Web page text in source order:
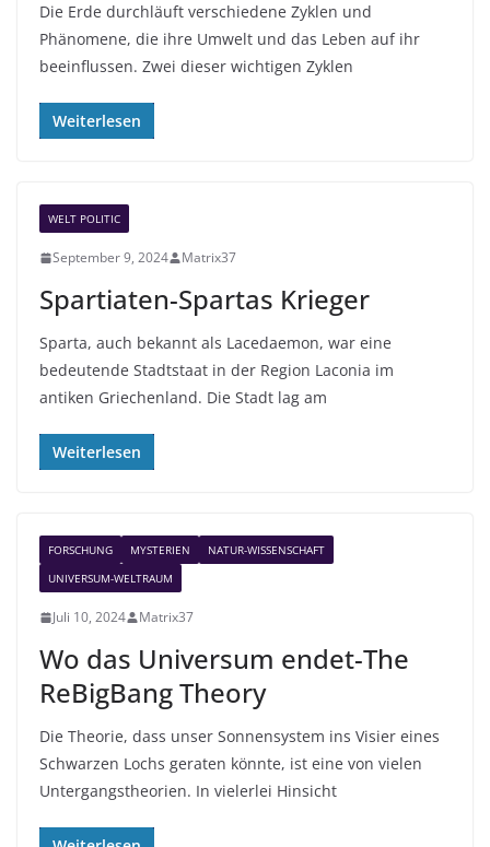
Die Erde durchläuft verschiedene Zyklen und
Phänomene, die ihre Umwelt und das Leben auf ihr
beeinflussen. Zwei dieser wichtigen Zyklen
Weiterlesen
WELT POLITIC
September 9, 2024 Matrix37
Spartiaten-Spartas Krieger
Sparta, auch bekannt als Lacedaemon, war eine
bedeutende Stadtstaat in der Region Laconia im
antiken Griechenland. Die Stadt lag am
Weiterlesen
FORSCHUNG MYSTERIEN
NATUR-WISSENSCHAFT
UNIVERSUM-WELTRAUM
Juli 10, 2024 Matrix37
Wo das Universum endet-The
ReBigBang Theory
Die Theorie, dass unser Sonnensystem ins Visier eines
Schwarzen Lochs geraten könnte, ist eine von vielen
Untergangstheorien. In vielerlei Hinsicht